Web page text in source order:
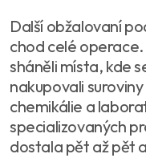
Další obžalovaní
chod celé
sháněli místa, kde
nakupovali
chemikálie a
specializovaných
dostala pět až pět